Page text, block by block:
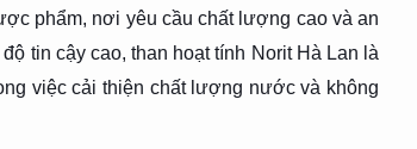
phẩm, nơi yêu cầu chất lượng cao và an
tin cậy cao, than hoạt tính Norit Hà Lan là
việc cải thiện chất lượng nước và không